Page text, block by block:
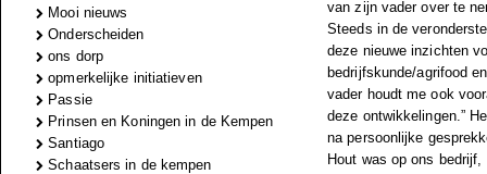
Mooi nieuws
Onderscheiden
ons dorp
opmerkelijke initiatieven
Passie
Prinsen en Koningen in de Kempen
Santiago
Schaatsers in de kempen
van zijn vader over te
Steeds in de
deze nieuwe inzichten
bedrijfskunde/agrifood
vader houdt me ook
deze ontwikkelingen.”
na persoonlijke
Hout was op ons